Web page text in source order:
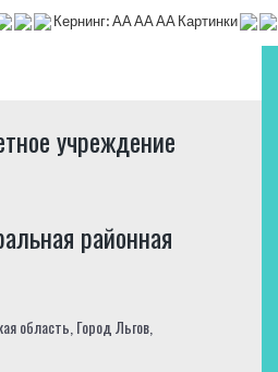
Кернинг: АААААА Картинки
учреждение
районная
область, Город Льгов,